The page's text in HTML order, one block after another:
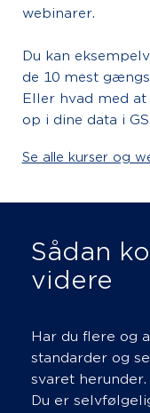
webinarer.
Du kan
de 10 mest
Eller hvad med
op i dine data i
Se alle kurser og
Sådan
videre
Har du flere og
standarder og
svaret herunder.
Du er